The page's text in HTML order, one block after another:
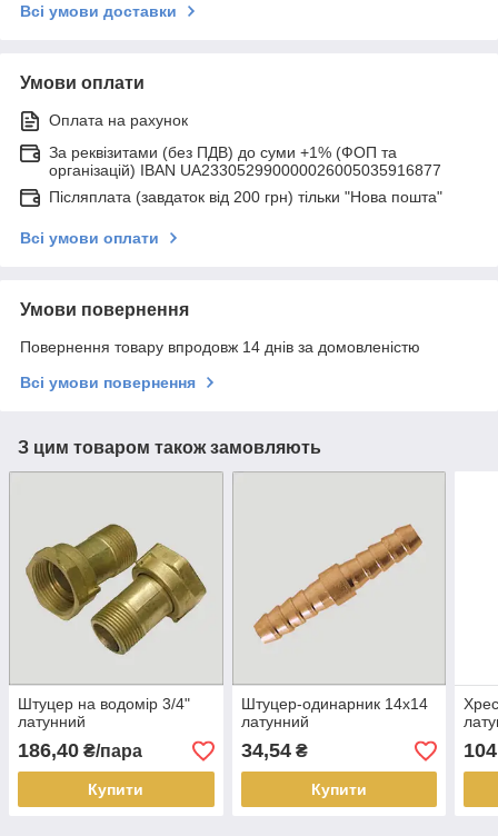
Всі умови доставки
Умови оплати
Оплата на рахунок
За реквізитами (без ПДВ) до суми +1% (ФОП та
організацій) IBAN UA233052990000026005035916877
Післяплата (завдаток від 200 грн) тільки "Нова пошта"
Всі умови оплати
Умови повернення
Повернення товару впродовж 14 днів за домовленістю
Всі умови повернення
З цим товаром також замовляють
Штуцер на водомір 3/4"
латунний
186,40 ₴/пара
Купити
Штуцер-одинарник 14х14
латунний
34,54₴
Купити